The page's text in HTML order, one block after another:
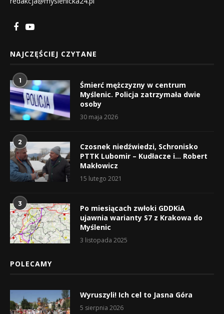
NAJCZĘŚCIEJ CZYTANE
1
Śmierć mężczyzny w centrum
Myślenic. Policja zatrzymała dwie
osoby
30 maja 2026
2
Czosnek niedźwiedzi, Schronisko
PTTK Lubomir – Kudłacze i… Robert
Makłowicz
15 lutego 2021
3
Po miesiącach zwłoki GDDKiA
ujawnia warianty S7 z Krakowa do
Myślenic
3 listopada 2025
POLECAMY
Wyruszyli! Ich cel to Jasna Góra
5 sierpnia 2026